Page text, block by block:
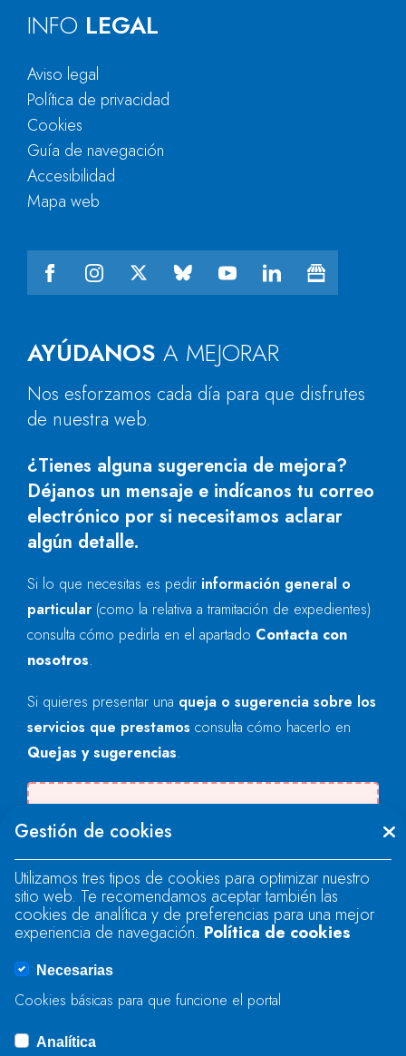
AYÚDANOS A MEJORAR
Nos esforzamos cada día para que disfrutes
de nuestra web.
¿Tienes alguna sugerencia de mejora?
Déjanos un mensaje e indícanos tu correo
electrónico por si necesitamos aclarar
algún detalle.
Si lo que necesitas es pedir información general o
particular (como la relativa a tramitación de expedientes)
consulta cómo pedirla en el apartado Contacta con
nosotros.
Si quieres presentar una queja o sugerencia sobre los
servicios que prestamos consulta cómo hacerlo en
Quejas y sugerencias.
"text".
Se produjo un error al cargar el campo
"text".
Se produjo un error al cargar el campo
INFO LEGAL
Aviso legal
Política de privacidad
Cookies
Guía de navegación
Accesibilidad
Mapa web
Gestión de cookies
Utilizamos tres tipos de cookies para optimizar nuestro
sitio web. Te recomendamos aceptar también las
cookies de analítica y de preferencias para una mejor
experiencia de navegación. Política de cookies
Necesarias
Cookies básicas para que funcione el portal
Analítica